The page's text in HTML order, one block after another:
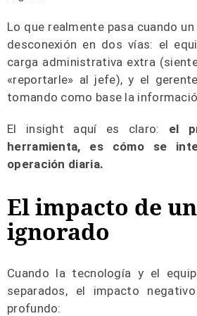
Lo que realmente pasa cuando
desconexión en dos vías: el
carga administrativa extra
«reportarle» al jefe), y el
tomando como base la
El insight aquí es claro: el
herramienta, es cómo se
operación diaria.
El impacto de
ignorado
Cuando la tecnología y el
separados, el impacto
profundo: